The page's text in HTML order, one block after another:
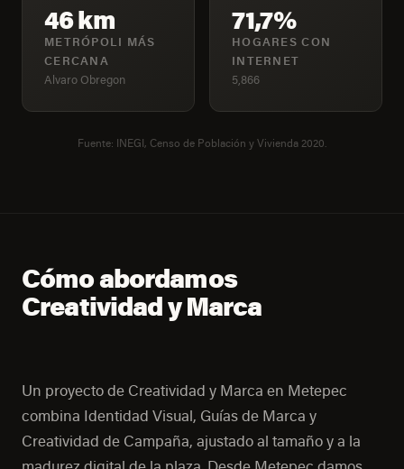
46 km
METRÓPOLI MÁS
CERCANA
Alvaro Obregon
71,7%
HOGARES CON
INTERNET
5,866
Fuente: INEGI, Censo de Población y Vivienda 2020.
Cómo abordamos
Creatividad y Marca
Un proyecto de Creatividad y Marca en Metepec
combina Identidad Visual, Guías de Marca y
Creatividad de Campaña, ajustado al tamaño y a la